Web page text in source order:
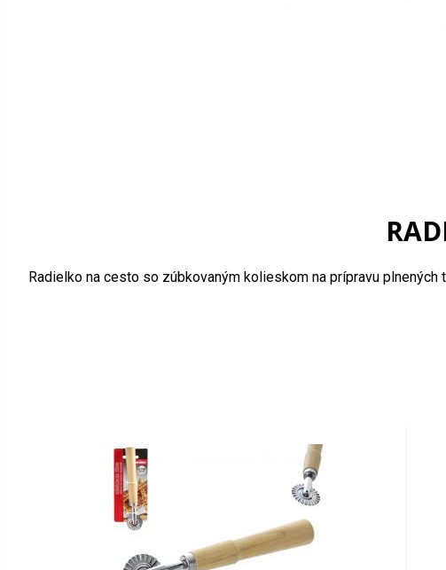
Radielko na cesto so zúbkovaným kolieskom na prípravu plnených